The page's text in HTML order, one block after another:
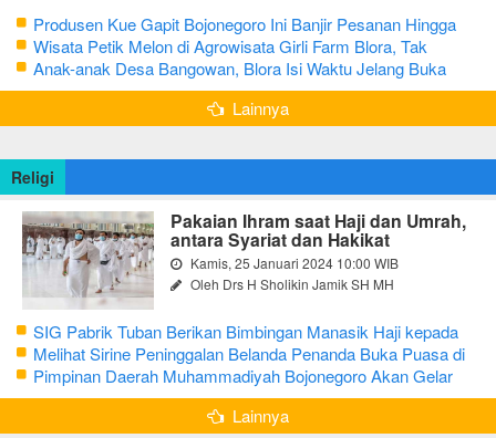
Produsen Kue Gapit Bojonegoro Ini Banjir Pesanan Hingga
Puluhan Juta di Bulan Ramadan
Wisata Petik Melon di Agrowisata Girli Farm Blora, Tak
Sampai 5 Hari Sudah Ludes Terjual
Anak-anak Desa Bangowan, Blora Isi Waktu Jelang Buka
Puasa dengan Latihan Gamelan
Lainnya
Religi
Pakaian Ihram saat Haji dan Umrah,
antara Syariat dan Hakikat
Kamis, 25 Januari 2024 10:00 WIB
Oleh Drs H Sholikin Jamik SH MH
SIG Pabrik Tuban Berikan Bimbingan Manasik Haji kepada
CJH Kabupaten Tuban
Melihat Sirine Peninggalan Belanda Penanda Buka Puasa di
Pendopo Bupati Blora
Pimpinan Daerah Muhammadiyah Bojonegoro Akan Gelar
Salat Iduladha 9 Juli 2022
Lainnya